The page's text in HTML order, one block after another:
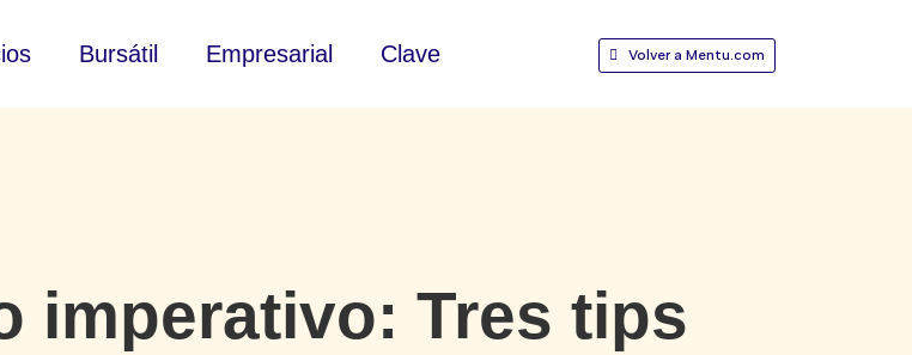
Bursátil Empresarial Clave Volver a Mentu.com
imperativo: Tres tips